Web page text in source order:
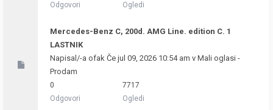
Odgovori
Ogledi
Mercedes-Benz C, 200d. AMG Line. edition C. 1
LASTNIK
Napisal/-a ofak Če jul 09, 2026 10:54 am v Mali oglasi -
Prodam
0
Odgovori
7717
Ogledi